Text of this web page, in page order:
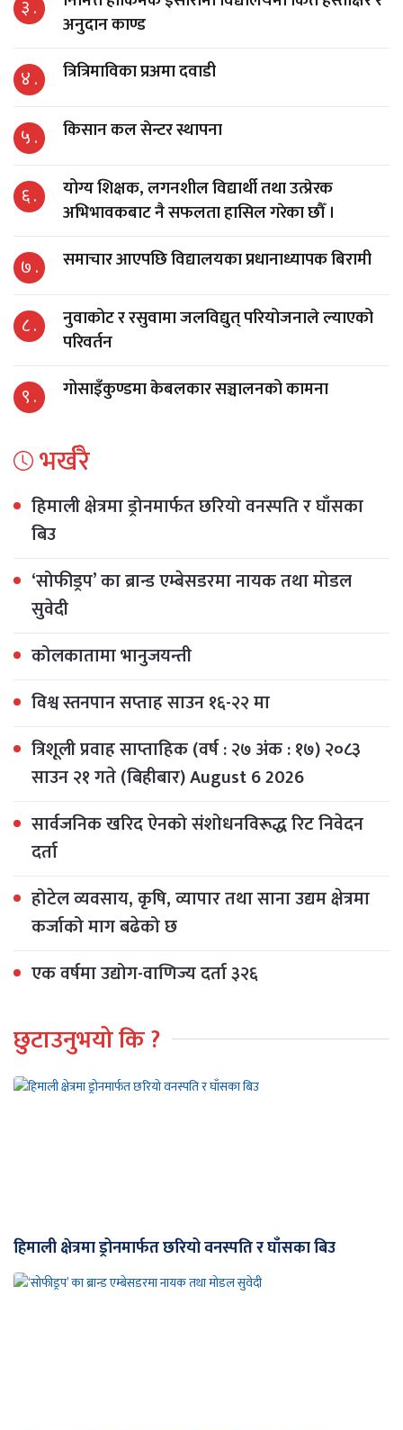
३ .
अनुदान काण्ड
४ . त्रित्रिमाविका प्रअमा दवाडी
५ . किसान कल सेन्टर स्थापना
६ .
योग्य शिक्षक, लगनशील विद्यार्थी तथा उत्प्रेरक
अभिभावकबाट नै सफलता हासिल गरेका छौँ ।
७ . समाचार आएपछि विद्यालयका प्रधानाध्यापक बिरामी
८ .
नुवाकोट र रसुवामा जलविद्युत् परियोजनाले ल्याएको
परिवर्तन
९ . गोसाइँकुण्डमा केबलकार सञ्चालनको कामना
भर्खरै
हिमाली क्षेत्रमा ड्रोनमार्फत छरियो वनस्पति र घाँसका
बिउ
‘सोफीड्रप’ का ब्रान्ड एम्बेसडरमा नायक तथा मोडल
सुवेदी
कोलकातामा भानुजयन्ती
विश्व स्तनपान सप्ताह साउन १६-२२ मा
त्रिशूली प्रवाह साप्ताहिक (वर्ष : २७ अंक : १७) २०८३
साउन २१ गते (बिहीबार) August 6 2026
सार्वजनिक खरिद ऐनको संशोधनविरूद्ध रिट निवेदन
दर्ता
होटेल व्यवसाय, कृषि, व्यापार तथा साना उद्यम क्षेत्रमा
कर्जाको माग बढेको छ
एक वर्षमा उद्योग-वाणिज्य दर्ता ३२६
छुटाउनुभयो कि ?
हिमाली क्षेत्रमा ड्रोनमार्फत छरियो वनस्पति र घाँसका बिउ